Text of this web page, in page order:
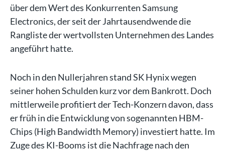
über dem Wert des Konkurrenten Samsung
Electronics, der seit der Jahrtausendwende die
Rangliste der wertvollsten Unternehmen des Landes
angeführt hatte.
Noch in den Nullerjahren stand SK Hynix wegen
seiner hohen Schulden kurz vor dem Bankrott. Doch
mittlerweile profitiert der Tech-Konzern davon, dass
er früh in die Entwicklung von sogenannten HBM-
Chips (High Bandwidth Memory) investiert hatte. Im
Zuge des KI-Booms ist die Nachfrage nach den